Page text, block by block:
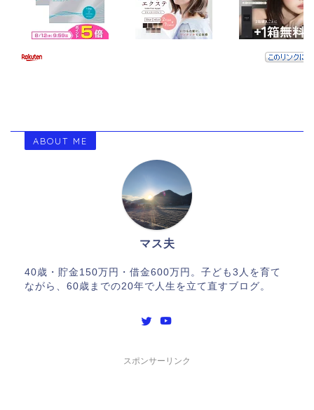
ABOUT ME
マス夫
40歳・貯金150万円・借金600万円。子ども3人を育て
ながら、60歳までの20年で人生を立て直すブログ。
スポンサーリンク